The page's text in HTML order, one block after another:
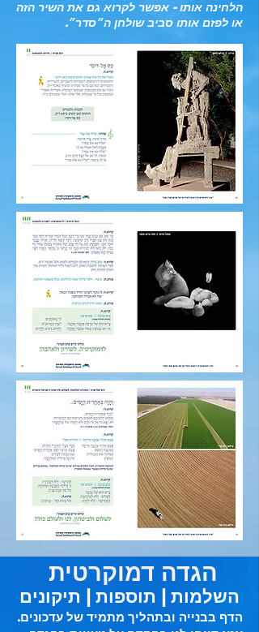
הלחינה אותו - אפשר לקרוא גם את השיר הזה
או לפזם אותו סביב שולחן ה״סדר״.
הגדה דמוקרטית
השלמות | תוספות | תיקונים
הדף בבנייה ובתהליך מתמיד של עדכונים.